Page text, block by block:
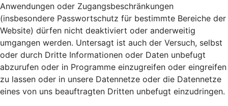
Anwendungen oder Zugangsbeschränkungen
(insbesondere Passwortschutz für bestimmte Bereiche der
Website) dürfen nicht deaktiviert oder anderweitig
umgangen werden. Untersagt ist auch der Versuch, selbst
oder durch Dritte Informationen oder Daten unbefugt
abzurufen oder in Programme einzugreifen oder eingreifen
zu lassen oder in unsere Datennetze oder die Datennetze
eines von uns beauftragten Dritten unbefugt einzudringen.